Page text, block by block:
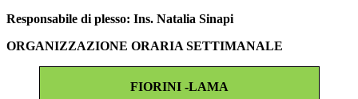
Responsabile di plesso: Ins. Natalia Sinapi
ORGANIZZAZIONE ORARIA SETTIMANALE
FIORINI -LAMA